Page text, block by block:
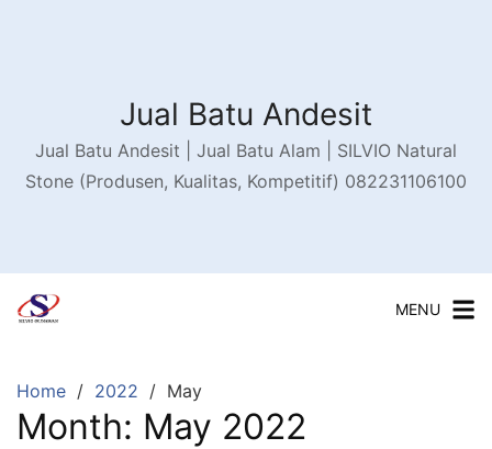
Jual Batu Andesit
Jual Batu Andesit | Jual Batu Alam | SILVIO Natural
Stone (Produsen, Kualitas, Kompetitif) 082231106100
MENU
Home 2022 May
Month: May 2022